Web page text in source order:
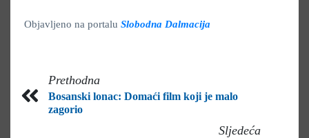
Objavljeno na portalu Slobodna Dalmacija
Prethodna
Bosanski lonac: Domaći film koji je malo
zagorio
Sljedeća